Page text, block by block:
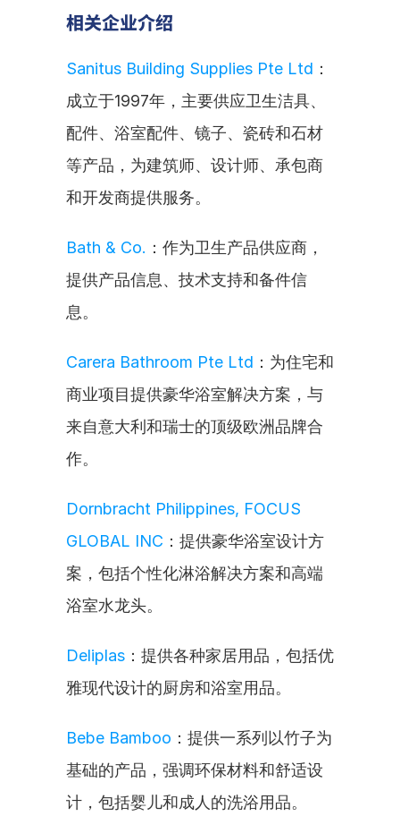
相关企业介绍
Sanitus Building Supplies Pte Ltd ：
成立于1997年，主要供应卫生洁具、
配件、浴室配件、镜子、瓷砖和石材
等产品，为建筑师、设计师、承包商
和开发商提供服务。
Bath & Co. ：作为卫生产品供应商，
提供产品信息、技术支持和备件信
息。
Carera Bathroom Pte Ltd ：为住宅和
商业项目提供豪华浴室解决方案，与
来自意大利和瑞士的顶级欧洲品牌合
作。
Dornbracht Philippines, FOCUS
GLOBAL INC ：提供豪华浴室设计方
案，包括个性化淋浴解决方案和高端
浴室水龙头。
Deliplas ：提供各种家居用品，包括优
雅现代设计的厨房和浴室用品。
Bebe Bamboo ：提供一系列以竹子为
基础的产品，强调环保材料和舒适设
计，包括婴儿和成人的洗浴用品。